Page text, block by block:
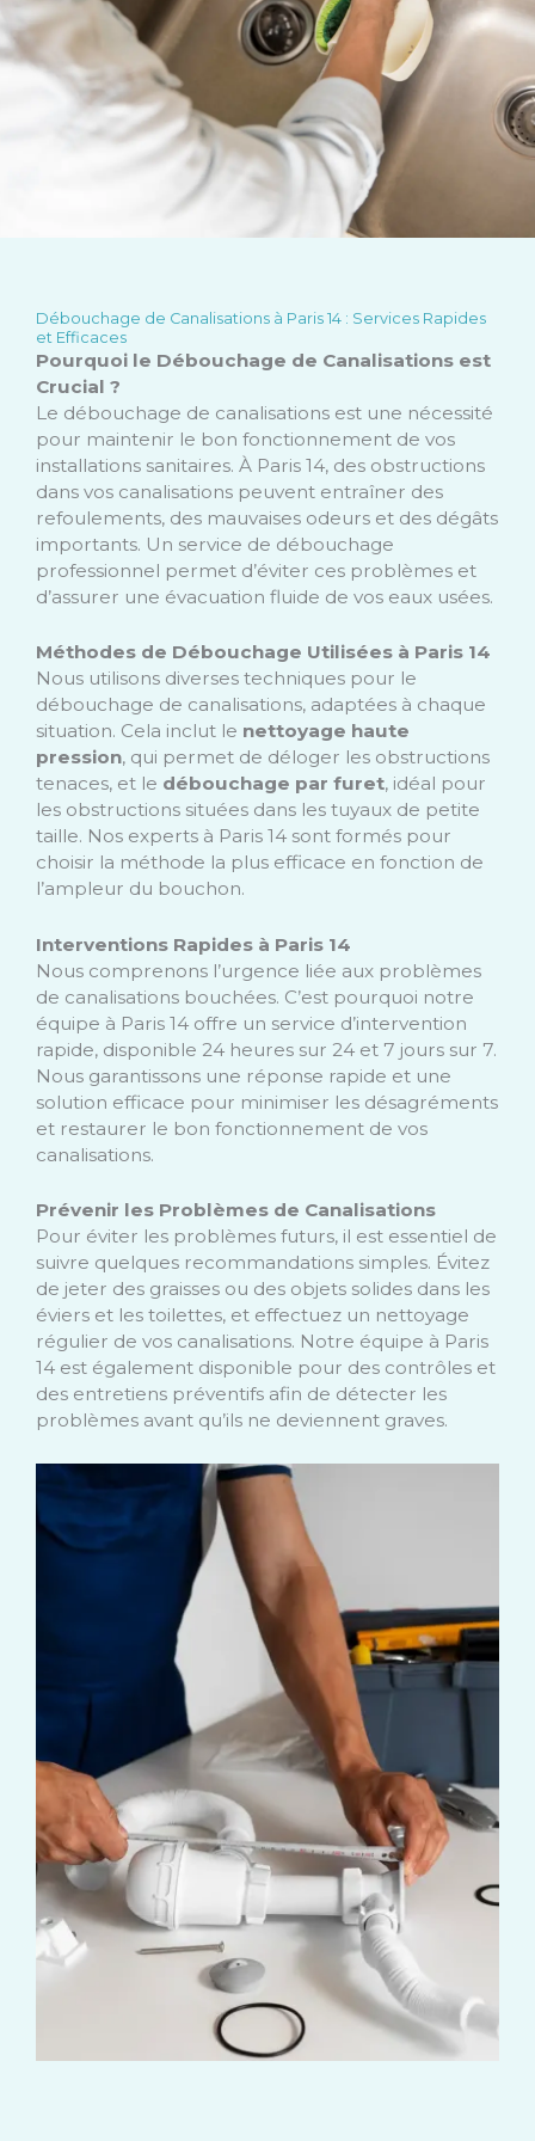
Débouchage de Canalisations à Paris 14 : Services Rapides
et Efficaces
Pourquoi le Débouchage de Canalisations est
Crucial ?
Le débouchage de canalisations est une nécessité
pour maintenir le bon fonctionnement de vos
installations sanitaires. À Paris 14, des obstructions
dans vos canalisations peuvent entraîner des
refoulements, des mauvaises odeurs et des dégâts
importants. Un service de débouchage
professionnel permet d’éviter ces problèmes et
d’assurer une évacuation fluide de vos eaux usées.
Méthodes de Débouchage Utilisées à Paris 14
Nous utilisons diverses techniques pour le
débouchage de canalisations, adaptées à chaque
situation. Cela inclut le nettoyage haute
pression, qui permet de déloger les obstructions
tenaces, et le débouchage par furet, idéal pour
les obstructions situées dans les tuyaux de petite
taille. Nos experts à Paris 14 sont formés pour
choisir la méthode la plus efficace en fonction de
l’ampleur du bouchon.
Interventions Rapides à Paris 14
Nous comprenons l’urgence liée aux problèmes
de canalisations bouchées. C’est pourquoi notre
équipe à Paris 14 offre un service d’intervention
rapide, disponible 24 heures sur 24 et 7 jours sur 7.
Nous garantissons une réponse rapide et une
solution efficace pour minimiser les désagréments
et restaurer le bon fonctionnement de vos
canalisations.
Prévenir les Problèmes de Canalisations
Pour éviter les problèmes futurs, il est essentiel de
suivre quelques recommandations simples. Évitez
de jeter des graisses ou des objets solides dans les
éviers et les toilettes, et effectuez un nettoyage
régulier de vos canalisations. Notre équipe à Paris
14 est également disponible pour des contrôles et
des entretiens préventifs afin de détecter les
problèmes avant qu’ils ne deviennent graves.